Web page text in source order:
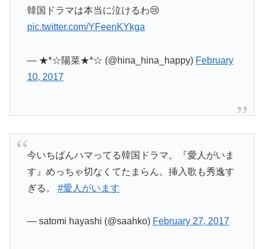
韓国ドラマは本当に泣けるわ😢
pic.twitter.com/YFeenKYkga
— ★*☆陽菜★*☆ (@hina_hina_happy) February
10, 2017
今いちばんハマってる韓国ドラマ。『愛人がいま
す』めっちゃ切なくてたまらん。挿入歌も秀逸す
ぎる。 #愛人がいます
— satomi hayashi (@saahko) February 27, 2017